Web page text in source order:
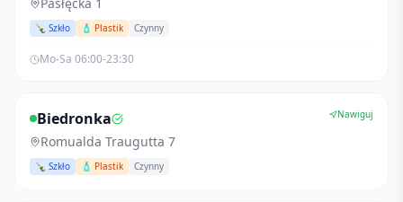
🍾 Szkło 🧴 Plastik Czynny
Mo-Sa 06:00-23:30
Biedronka
Romualda Traugutta 7
🍾 Szkło 🧴 Plastik Czynny
Nawiguj